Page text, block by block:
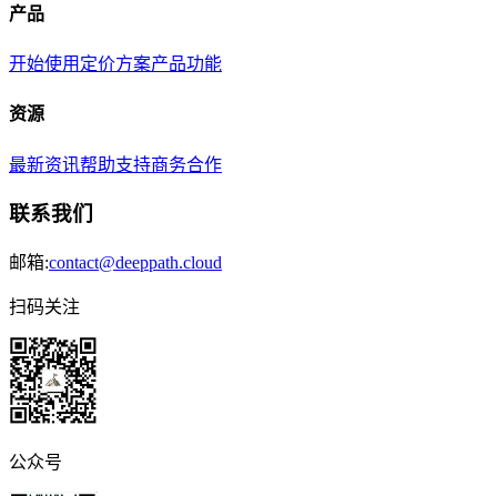
产品
开始使用 定价方案产品功能
资源
最新资讯帮助支持商务合作
联系我们
邮箱:contact@deeppath.cloud
扫码关注
公众号